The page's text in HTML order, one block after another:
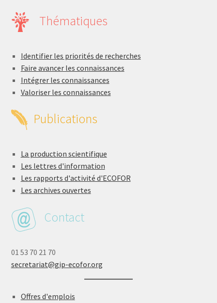
Thématiques
Identifier les priorités de recherches
Faire avancer les connaissances
Intégrer les connaissances
Valoriser les connaissances
Publications
La production scientifique
Les lettres d'information
Les rapports d'activité d'ECOFOR
Les archives ouvertes
Contact
01 53 70 21 70
secretariat@gip-ecofor.org
Offres d'emplois